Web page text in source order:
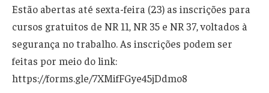
Estão abertas até sexta-feira (23) as inscrições para
cursos gratuitos de NR 11, NR 35 e NR 37, voltados à
segurança no trabalho. As inscrições podem ser
feitas por meio do link:
https://forms.gle/7XMifFGye45jDdmo8